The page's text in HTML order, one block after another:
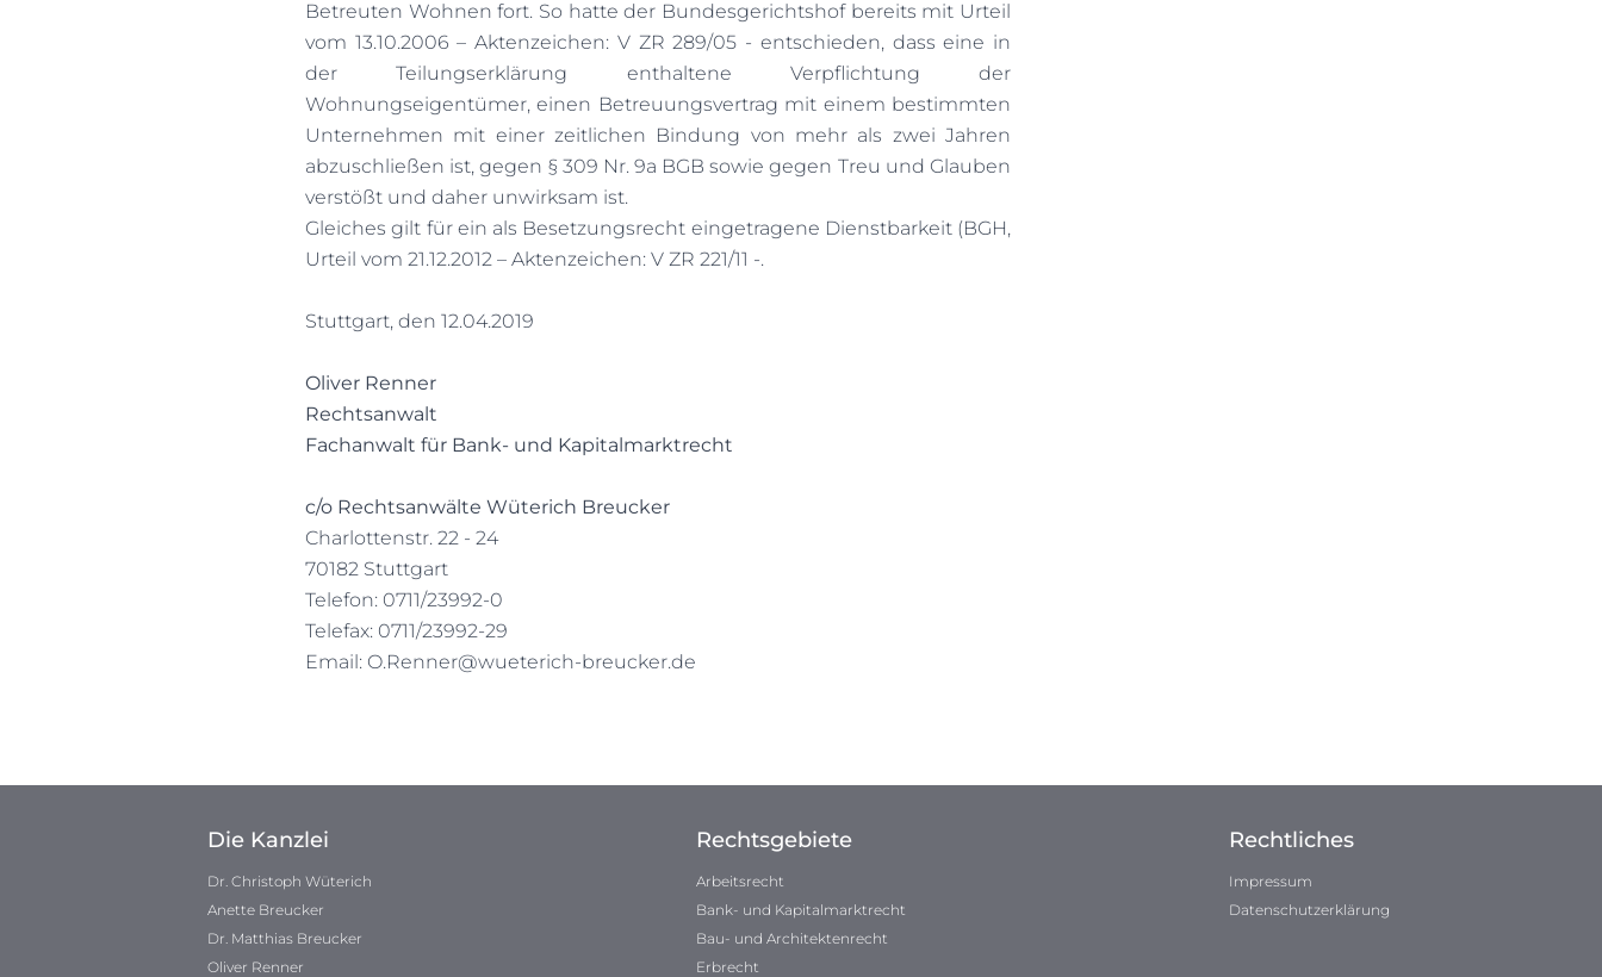
Betreuten Wohnen fort. So hatte der Bundesgerichtshof bereits mit Urteil
vom 13.10.2006 – Aktenzeichen: V ZR 289/05 - entschieden, dass eine in
der Teilungserklärung enthaltene Verpflichtung der
Wohnungseigentümer, einen Betreuungsvertrag mit einem bestimmten
Unternehmen mit einer zeitlichen Bindung von mehr als zwei Jahren
abzuschließen ist, gegen § 309 Nr. 9a BGB sowie gegen Treu und Glauben
verstößt und daher unwirksam ist.
Gleiches gilt für ein als Besetzungsrecht eingetragene Dienstbarkeit (BGH,
Urteil vom 21.12.2012 – Aktenzeichen: V ZR 221/11 -.
Stuttgart, den 12.04.2019
Oliver Renner
Rechtsanwalt
Fachanwalt für Bank- und Kapitalmarktrecht
c/o Rechtsanwälte Wüterich Breucker
Charlottenstr. 22 - 24
70182 Stuttgart
Telefon: 0711/23992-0
Telefax: 0711/23992-29
Email: O.Renner@wueterich-breucker.de
Die Kanzlei
Dr. Christoph Wüterich
Anette Breucker
Dr. Matthias Breucker
Oliver Renner
Rechtsgebiete
Arbeitsrecht
Bank- und Kapitalmarktrecht
Bau- und Architektenrecht
Erbrecht
Rechtliches
Impressum
Datenschutzerklärung